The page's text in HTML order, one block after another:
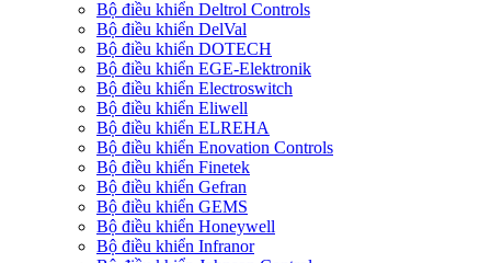
Bộ điều khiển Deltrol Controls
Bộ điều khiển DelVal
Bộ điều khiển DOTECH
Bộ điều khiển EGE-Elektronik
Bộ điều khiển Electroswitch
Bộ điều khiển Eliwell
Bộ điều khiển ELREHA
Bộ điều khiển Enovation Controls
Bộ điều khiển Finetek
Bộ điều khiển Gefran
Bộ điều khiển GEMS
Bộ điều khiển Honeywell
Bộ điều khiển Infranor